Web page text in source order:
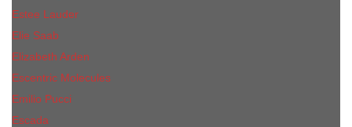
Еsteе Lаudеr
Elie Saab
Elizabeth Arden
Escentric Molecules
Emilio Pucci
Escada